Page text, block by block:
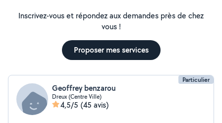
Inscrivez-vous et répondez aux demandes près de chez
vous !
Proposer mes services
Particulier
Geoffrey benzarou
Dreux (Centre Ville)
4,5/5 (45 avis)